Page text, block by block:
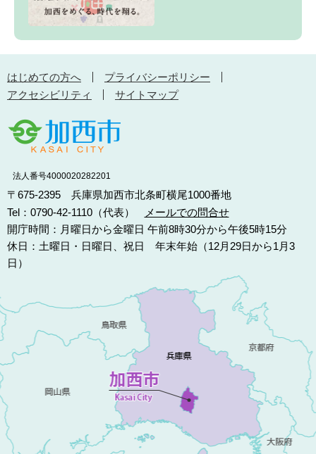
はじめての方へ
プライバシーポリシー
アクセシビリティ
サイトマップ
法人番号4000020282201
〒675-2395 兵庫県加西市北条町横尾1000番地
Tel：0790-42-1110（代表）
メールでの問合せ
開庁時間：月曜日から金曜日 午前8時30分から午後5時15分
休日：土曜日・日曜日、祝日 年末年始（12月29日から1月3
日）